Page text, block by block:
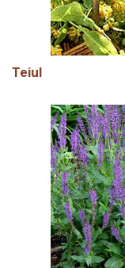
Teiul